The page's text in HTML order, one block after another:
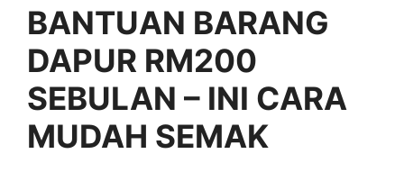
BANTUAN BARANG
DAPUR RM200
SEBULAN – INI CARA
MUDAH SEMAK